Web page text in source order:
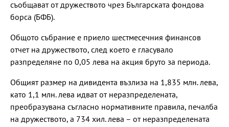
съобщават от дружеството чрез Българската фондова
борса (БФБ).
Общото събрание е приело шестмесечния финансов
отчет на дружеството, след което е гласувало
разпределяне по 0,05 лева на акция бруто за периода.
Общият размер на дивидента възлиза на 1,835 млн. лева,
като 1,1 млн. лева идват от неразпределената,
преобразувана съгласно нормативните правила, печалба
на дружеството, а 734 хил. лева – от неразпределената